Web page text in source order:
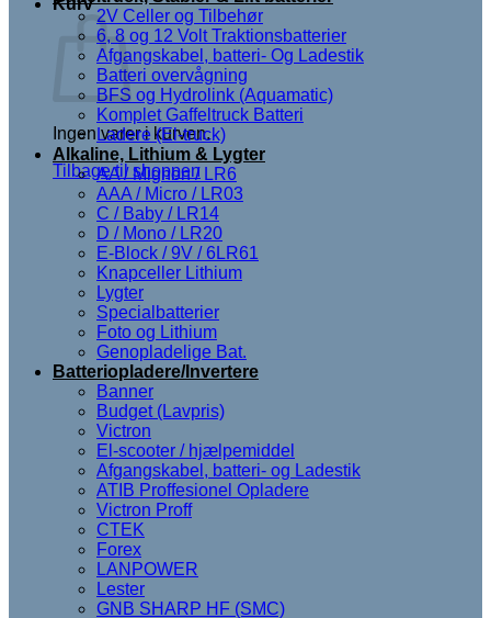
Kurv
Ingen varer i kurven.
Tilbage til shoppen
2V Celler og Tilbehør
6, 8 og 12 Volt Traktionsbatterier
Afgangskabel, batteri- Og Ladestik
Batteri overvågning
BFS og Hydrolink (Aquamatic)
Komplet Gaffeltruck Batteri
Ladere (El-truck)
Alkaline, Lithium & Lygter
AA / Mignon / LR6
AAA / Micro / LR03
C / Baby / LR14
D / Mono / LR20
E-Block / 9V / 6LR61
Knapceller Lithium
Lygter
Specialbatterier
Foto og Lithium
Genopladelige Bat.
Batteriopladere/Invertere
Banner
Budget (Lavpris)
Victron
El-scooter / hjælpemiddel
Afgangskabel, batteri- og Ladestik
ATIB Proffesionel Opladere
Victron Proff
CTEK
Forex
LANPOWER
Lester
GNB SHARP HF (SMC)